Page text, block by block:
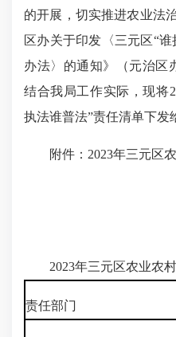
的开展，切实推进农业法
区办关于印发〈三元区“
办法〉的通知》（元治区
结合我局工作实际，现将
执法谁普法”责任清单下发
附件：2023年三元区农
2023年三元区农业农村
责任部门